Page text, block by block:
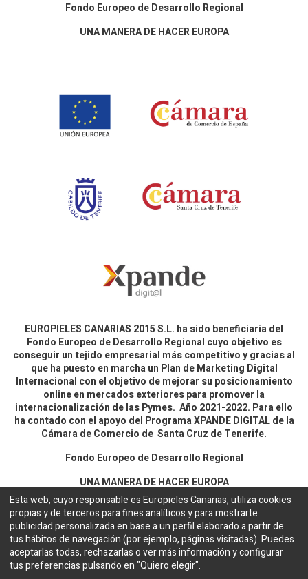
Fondo Europeo de Desarrollo Regional
UNA MANERA DE HACER EUROPA
EUROPIELES CANARIAS 2015 S.L. ha sido beneficiaria del
Fondo Europeo de Desarrollo Regional cuyo objetivo es
conseguir un tejido empresarial más competitivo y gracias al
que ha puesto en marcha un Plan de Marketing Digital
Internacional con el objetivo de mejorar su posicionamiento
online en mercados exteriores para promover la
internacionalización de las Pymes. Año 2021-2022. Para ello
ha contado con el apoyo del Programa XPANDE DIGITAL de la
Cámara de Comercio de Santa Cruz de Tenerife.
Fondo Europeo de Desarrollo Regional
UNA MANERA DE HACER EUROPA
Aviso legal y política de privacidad
Copyright © EUROPIELES CANARIAS 2015 S.L.
Esta web, cuyo responsable es Europieles Canarias, utiliza cookies
propias y de terceros para fines analíticos y para mostrarte
publicidad personalizada en base a un perfil elaborado a partir de
tus hábitos de navegación (por ejemplo, páginas visitadas). Puedes
aceptarlas todas, rechazarlas o ver más información y configurar
tus preferencias pulsando en "Quiero elegir".